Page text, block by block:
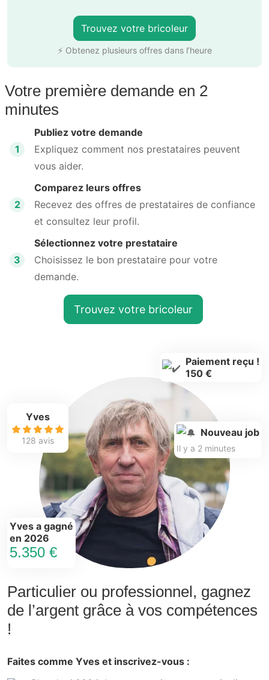
Trouvez votre bricoleur
⚡ Obtenez plusieurs offres dans l’heure
Votre première demande en 2
minutes
1
Publiez votre demande
Expliquez comment nos prestataires peuvent
vous aider.
2
Comparez leurs offres
Recevez des offres de prestataires de confiance
et consultez leur profil.
3
Sélectionnez votre prestataire
Choisissez le bon prestataire pour votre
demande.
Trouvez votre bricoleur
Particulier ou professionnel, gagnez
de l’argent grâce à vos compétences
!
Faites comme Yves et inscrivez-vous :
Yves
128 avis
Yves a gagné
en 2026
5.350 €
Paiement reçu !
150 €
Nouveau job
Il y a 2 minutes